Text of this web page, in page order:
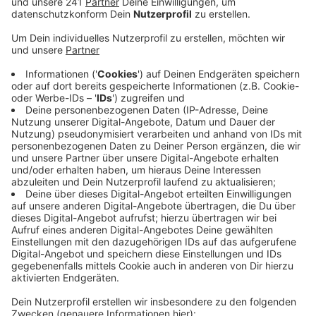
trotzdem keine Auswirkungen auf ihre Arbeit.
Anzeige
Im Gegenteil: Laut dem Jugendamt im Kreis
Euskirchen verlaufen die Sommerferien im Schnitt
sogar harmonischer als der Rest des Jahres. Grund
dafür ist, dass der Druck des Alltags mit Schule,
Hausaufgaben und Arbeit von den Familien abfällt und
sie oft gemeinsam eine schöne Zeit verbringen
können. Allerdings berichten sowohl die Polizei in
Euskirchen als auch das Jugendamt von anderen
Stoßzeiten im Jahr, in denen es häufiger zu familiären
Auseinandersetzungen kommt. Und zwar vor
als besonders besinnliche Zeit viele unter Druck setzt.